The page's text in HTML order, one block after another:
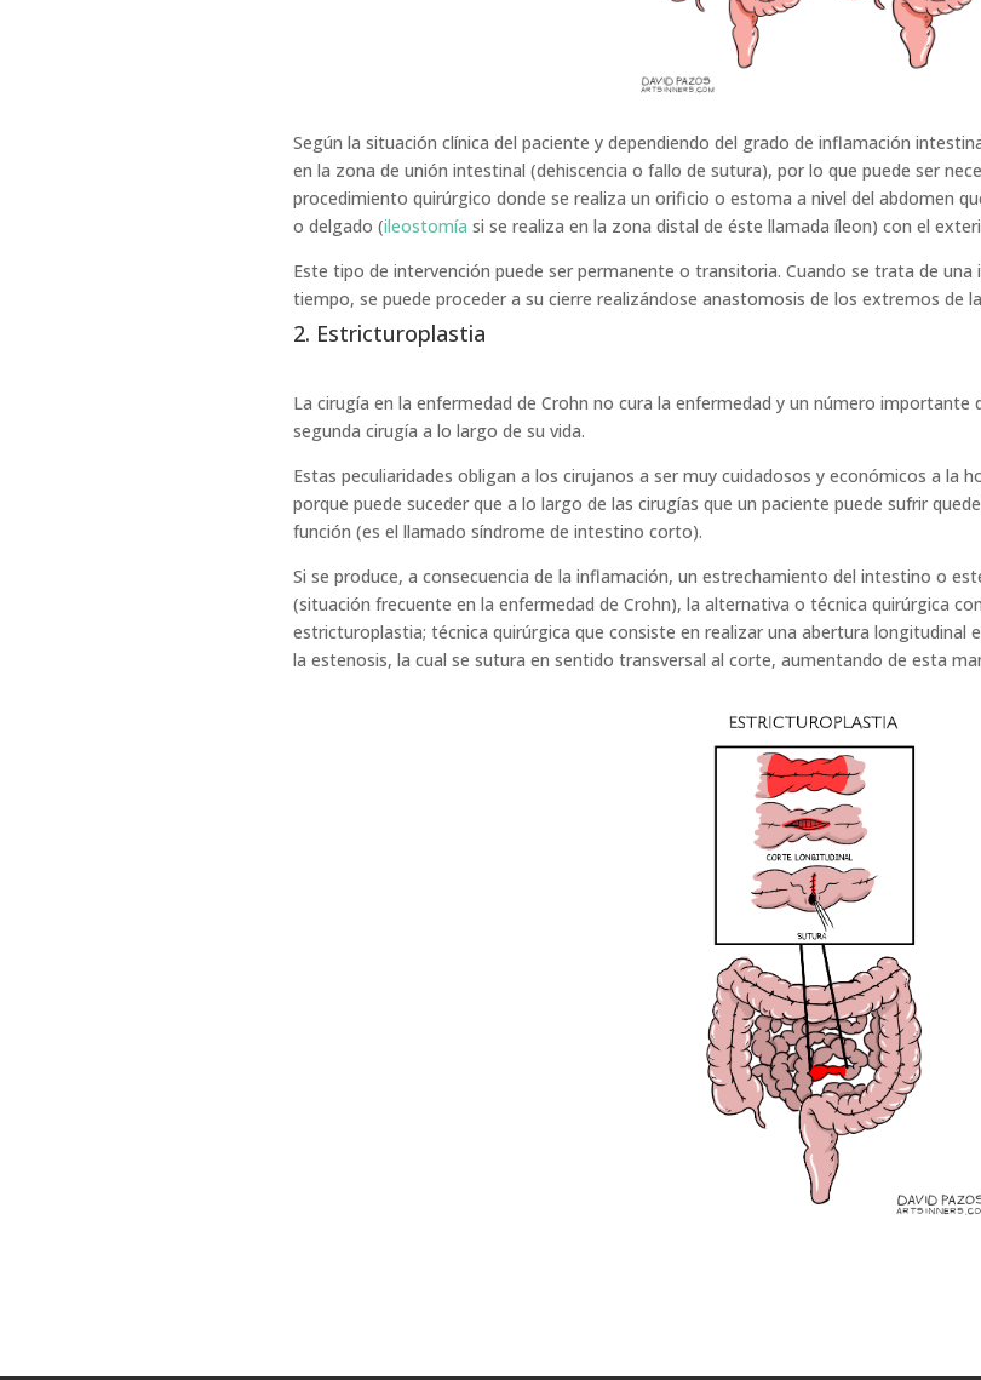
Según la situación clínica del paciente y dependiendo del grado de inflamación
en la zona de unión intestinal (dehiscencia o fallo de sutura), por lo que puede ser
procedimiento quirúrgico donde se realiza un orificio o estoma a nivel del abdomen
o delgado (ileostomía si se realiza en la zona distal de éste llamada íleon) con el
Este tipo de intervención puede ser permanente o transitoria. Cuando se trata de
tiempo, se puede proceder a su cierre realizándose anastomosis de los extremos de
2. Estricturoplastia
La cirugía en la enfermedad de Crohn no cura la enfermedad y un número importante
segunda cirugía a lo largo de su vida.
Estas peculiaridades obligan a los cirujanos a ser muy cuidadosos y económicos a la
porque puede suceder que a lo largo de las cirugías que un paciente puede sufrir
función (es el llamado síndrome de intestino corto).
Si se produce, a consecuencia de la inflamación, un estrechamiento del intestino o
(situación frecuente en la enfermedad de Crohn), la alternativa o técnica quirúrgica
estricturoplastia; técnica quirúrgica que consiste en realizar una abertura longitudinal
la estenosis, la cual se sutura en sentido transversal al corte, aumentando de esta